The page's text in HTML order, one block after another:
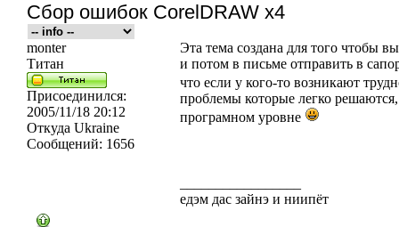
Сбор ошибок CorelDRAW x4
monter
Титан
Присоединился:
2005/11/18 20:12
Откуда Ukraine
Сообщений: 1656
Эта тема создана для того чтобы
и потом в письме отправить в
что если у кого-то возникают
проблемы которые легко
програмном уровне
едэм дас зайнэ и ниипёт